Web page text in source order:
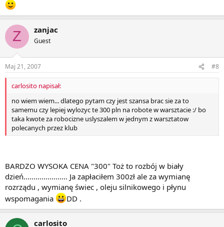
Z zanjac
Guest
Maj 21, 2007 #8
carlosito napisał:
no wiem wiem... dlatego pytam czy jest szansa brac sie za to
samemu czy lepiej wylozyc te 300 pln na robote w warsztacie :/ bo
taka kwote za robocizne uslyszalem w jednym z warsztatow
polecanych przez klub
BARDZO WYSOKA CENA "300" Toż to rozbój w biały
dzień...................... Ja zapłaciłem 300zł ale za wymianę
rozrządu , wymianę świec , oleju silnikowego i płynu
wspomagania
DD .
carlosito